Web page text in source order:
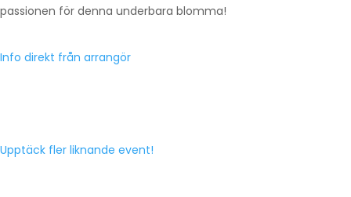
passionen för denna underbara blomma!
Info direkt från arrangör
Upptäck fler liknande event!